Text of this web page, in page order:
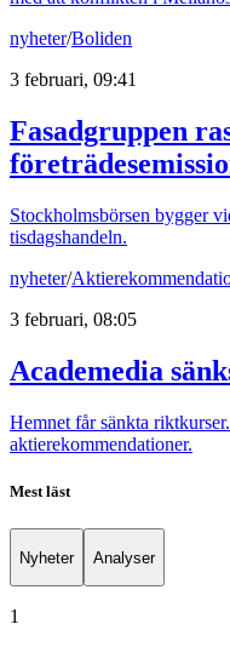
nyheter/Boliden
3 februari, 09:41
Fasadgruppen
Stockholmsbörsen bygger
tisdagshandeln.
nyheter/
3 februari, 08:05
Academedia
Hemnet får sänkta
aktierekommendationer.
Mest läst
Nyheter Analyser
1